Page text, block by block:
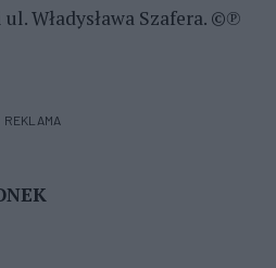
Władysława Szafera. ©℗
REKLAMA